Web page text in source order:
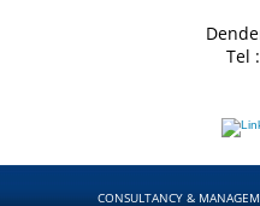
Tel
CONSULTANCY &